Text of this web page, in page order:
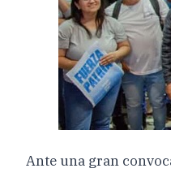
Ante una gran